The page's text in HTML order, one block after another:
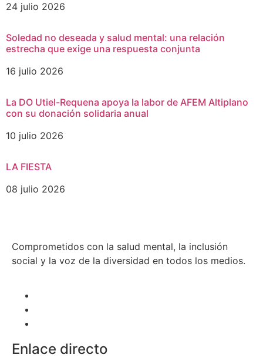
24 julio 2026
Soledad no deseada y salud mental: una relación
estrecha que exige una respuesta conjunta
16 julio 2026
La DO Utiel-Requena apoya la labor de AFEM Altiplano
con su donación solidaria anual
10 julio 2026
LA FIESTA
08 julio 2026
Comprometidos con la salud mental, la inclusión
social y la voz de la diversidad en todos los medios.
Enlace directo